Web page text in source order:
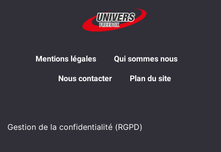
Mentions légales Qui sommes nous
Nous contacter Plan du site
Gestion de la confidentialité (RGPD)